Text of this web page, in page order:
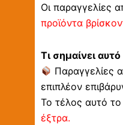
Οι παραγγελίες
προϊόντα
Τι σημαίνει
Παραγγελίες
επιπλέον
Το τέλος αυτό το
έξτρα.